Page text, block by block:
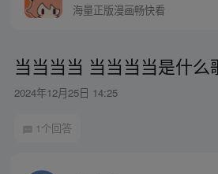
海量正版漫画畅快看
当当当当 当当当当是什么
2024年12月25日 14:25
1个回答